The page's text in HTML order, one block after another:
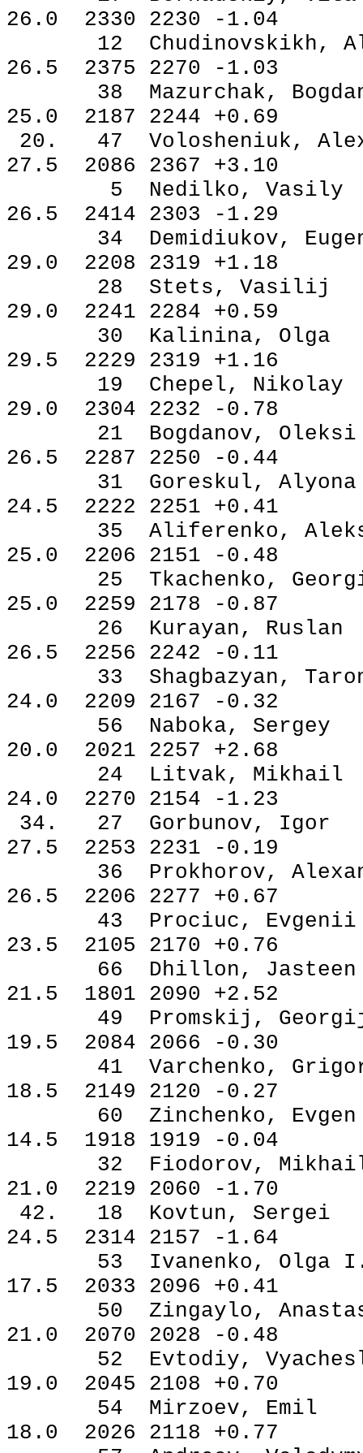
26.0 2330 2230 -1.04
12 Chudinovskikh,
26.5 2375 2270 -1.03
38 Mazurchak,
25.0 2187 2244 +0.69
20. 47
27.5 2086 2367 +3.10
5 Nedilko,
26.5 2414 2303 -1.29
34 Demidiukov,
29.0 2208 2319 +1.18
28 Stets,
29.0 2241 2284 +0.59
30 Kalinina,
29.5 2229 2319 +1.16
19 Chepel,
29.0 2304 2232 -0.78
21 Bogdanov,
26.5 2287 2250 -0.44
31 Goreskul,
24.5 2222 2251 +0.41
35 Aliferenko,
25.0 2206 2151 -0.48
25 Tkachenko,
25.0 2259 2178 -0.87
26 Kurayan,
26.5 2256 2242 -0.11
33 Shagbazyan,
24.0 2209 2167 -0.32
56 Naboka,
20.0 2021 2257 +2.68
24 Litvak,
24.0 2270 2154 -1.23
34. 27
27.5 2253 2231 -0.19
36 Prokhorov,
26.5 2206 2277 +0.67
43 Prociuc,
23.5 2105 2170 +0.76
66 Dhillon,
21.5 1801 2090 +2.52
49 Promskij,
19.5 2084 2066 -0.30
41 Varchenko,
18.5 2149 2120 -0.27
60 Zinchenko,
14.5 1918 1919 -0.04
32 Fiodorov,
21.0 2219 2060 -1.70
42. 18 Kovtun,
24.5 2314 2157 -1.64
53 Ivanenko,
17.5 2033 2096 +0.41
50 Zingaylo,
21.0 2070 2028 -0.48
52 Evtodiy,
19.0 2045 2108 +0.70
54 Mirzoev,
18.0 2026 2118 +0.77